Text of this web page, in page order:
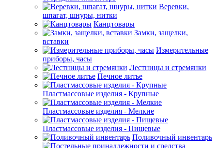
Веревки,
шпагат, шнуры, нитки
Канцтовары
Замки, защелки,
вставки
Измерительные
приборы, часы
Лестницы и стремянки
Печное литье
Пластмассовые изделия - Крупные
Пластмассовые изделия - Мелкие
Пластмассовые изделия - Пищевые
Поливочный инвентарь